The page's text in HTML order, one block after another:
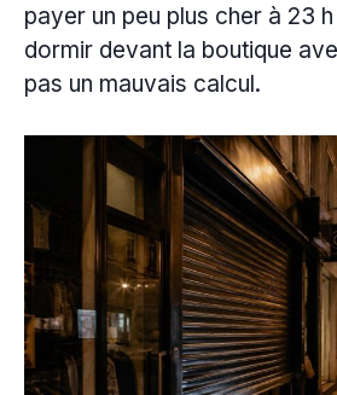
payer un peu plus cher à 23
dormir devant la boutique
pas un mauvais calcul.